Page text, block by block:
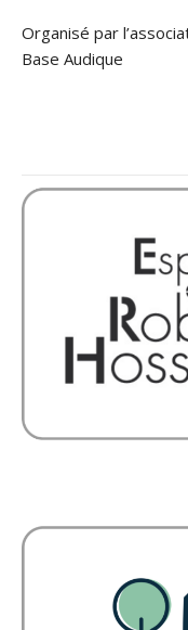
Organisé par
Base Audique